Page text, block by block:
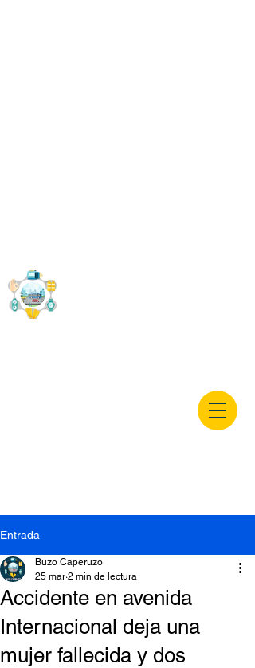
Entrada
Accidente en avenida
Internacional deja una
mujer fallecida y dos
Buzo Caperuzo
25 mar 2 min de lectura